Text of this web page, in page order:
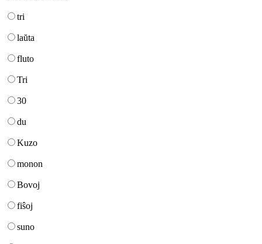
tri
laŭta
fluto
Tri
30
du
Kuzo
monon
Bovoj
fiŝoj
suno